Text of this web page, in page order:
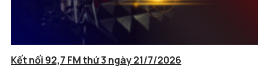
Kết nối 92,7 FM thứ 3 ngày 21/7/2026